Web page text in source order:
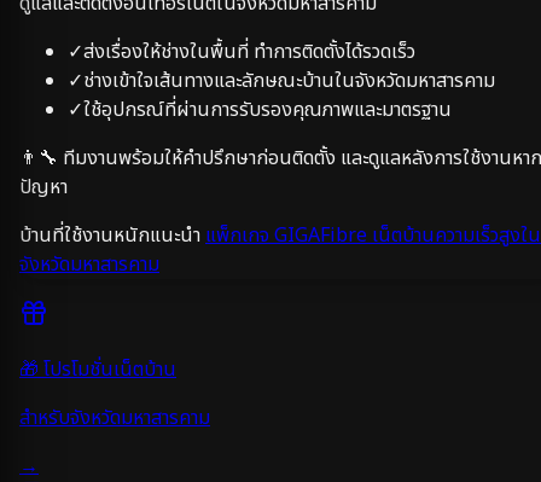
✓ส่งเรื่องให้ช่างในพื้นที่ ทำการติดตั้งได้รวดเร็ว
✓ช่างเข้าใจเส้นทางและลักษณะบ้านในจังหวัดมหาสารคาม
✓ใช้อุปกรณ์ที่ผ่านการรับรองคุณภาพและมาตรฐาน
👨‍🔧 ทีมงานพร้อมให้คำปรึกษาก่อนติดตั้ง และดูแลหลังการใช้งานหา
ปัญหา
บ้านที่ใช้งานหนักแนะนำแพ็กเกจ GIGAFibre เน็ตบ้านความเร็วสูงใน
จังหวัดมหาสารคาม
🎁 โปรโมชั่นเน็ตบ้าน
สำหรับจังหวัดมหาสารคาม
→